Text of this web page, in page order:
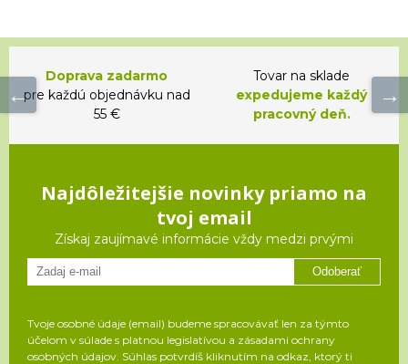
Doprava zadarmo
pre každú objednávku nad
55 €
Tovar na sklade
expedujeme každý
pracovný deň.
Najdôležitejšie novinky priamo na
tvoj email
Získaj zaujímavé informácie vždy medzi prvými
Odoberať
Tvoje osobné údaje (email) budeme spracovávať len za týmto
účelom v súlade s platnou legislatívou a zásadami ochrany
osobných údajov. Súhlas potvrdíš kliknutím na odkaz, ktorý ti